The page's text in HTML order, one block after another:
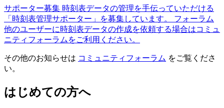
サポーター募集 時刻表データの管理を手伝っていただける
「時刻表管理サポーター」を募集しています。
フォーラム
他のユーザーに時刻表データの作成を依頼する場合はコミュ
ニティフォーラムをご利用ください。
その他のお知らせは コミュニティフォーラム をご覧くださ
い。
はじめての方へ